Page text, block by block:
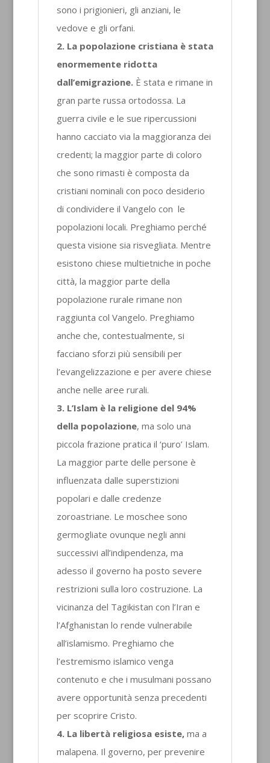
sono i prigionieri, gli anziani, le
vedove e gli orfani.
2. La popolazione cristiana è stata
enormemente ridotta
dall’emigrazione.È stata e rimane in
gran parte russa ortodossa. La
guerra civile e le sue ripercussioni
hanno cacciato via la maggioranza dei
credenti; la maggior parte di coloro
che sono rimasti è composta da
cristiani nominali con poco desiderio
di condividere il Vangelo con le
popolazioni locali. Preghiamo perché
questa visione sia risvegliata. Mentre
esistono chiese multietniche in poche
città, la maggior parte della
popolazione rurale rimane non
raggiunta col Vangelo. Preghiamo
anche che, contestualmente, si
facciano sforzi più sensibili per
l’evangelizzazione e per avere chiese
anche nelle aree rurali.
3. L’Islam è la religione del 94%
della popolazione, ma solo una
piccola frazione pratica il ‘puro’ Islam.
La maggior parte delle persone è
influenzata dalle superstizioni
popolari e dalle credenze
zoroastriane. Le moschee sono
germogliate ovunque negli anni
successivi all’indipendenza, ma
adesso il governo ha posto severe
restrizioni sulla loro costruzione. La
vicinanza del Tagikistan con l’Iran e
l’Afghanistan lo rende vulnerabile
all’islamismo. Preghiamo che
l’estremismo islamico venga
contenuto e che i musulmani possano
avere opportunità senza precedenti
per scoprire Cristo.
4. La libertà religiosa esiste,ma a
malapena. Il governo, per prevenire